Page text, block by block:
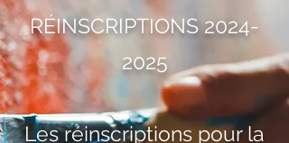
RÉINSCRIPTIONS2024-
2025
Les réinscriptions pour la